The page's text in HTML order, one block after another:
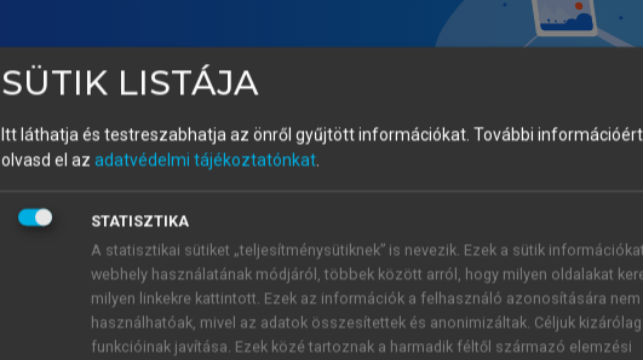
SÜTIK LISTÁJA
Itt láthatja és testreszabhatja az önről gyűjtött információkat. További
olvasd el az adatvédelmi tájékoztatónkat.
STATISZTIKA
A statisztikai sütiket „teljesítménysütiknek” is nevezik. Ezek a sütik
webhely használatának módjáról, többek között arról, hogy milyen oldalakat
milyen linkekre kattintott. Ezek az információk a felhasználó azonosítására nem
használhatóak, mivel az adatok összesítettek és anonimizáltak. Céljuk kizárólag
funkcióinak javítása. Ezek közé tartoznak a harmadik féltől származó elemzési